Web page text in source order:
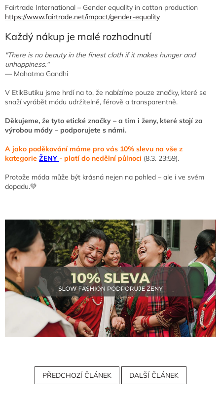
Fairtrade International – Gender equality in cotton production
https://www.fairtrade.net/impact/gender-equality
Každý nákup je malé rozhodnutí
"There is no beauty in the finest cloth if it makes hunger and
unhappiness."
— Mahatma Gandhi
V EtikButiku jsme hrdí na to, že nabízíme pouze značky, které se
snaží vyrábět módu udržitelně, férově a transparentně.
Děkujeme, že tyto etické značky – a tím i ženy, které stojí za
výrobou módy – podporujete s námi.
A jako poděkování máme pro vás 10% slevu na vše z
kategorie ŽENY - platí do nedělní půlnoci (8.3. 23:59).
Protože móda může být krásná nejen na pohled – ale i ve svém
dopadu.💚
PŘEDCHOZÍ ČLÁNEK DALŠÍ ČLÁNEK